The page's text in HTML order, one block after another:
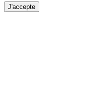
J'accepte